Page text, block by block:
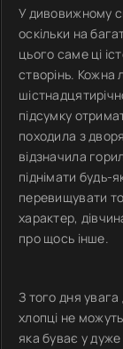
У дивовижному
оскільки на
цього саме ці
створінь. Кожна
підсумку
походила з
відзначила
піднімати будь-
перевищувати
характер,
про щось інше.
З того дня увага
хлопці не
яка буває у дуже